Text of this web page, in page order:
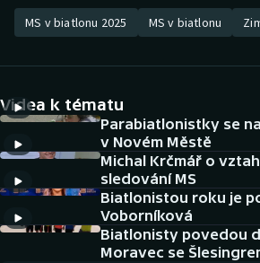
Atletika
DALŠÍ SPORTY
Americký fotbal
Baseball a softbal
NEPŘEHLÉDNĚTE
Historické návraty
MS v biatlonu 2025 MS v biatlonu
Videa k tématu
Parabiatlonistky se
v Novém Městě
Michal Krčmář o
sledování MS
Biatlonistou roku je
Voborníková
Biatlonisty povedou
Moravec se